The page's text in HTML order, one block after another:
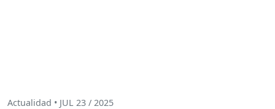
Actualidad • JUL 23 / 2025